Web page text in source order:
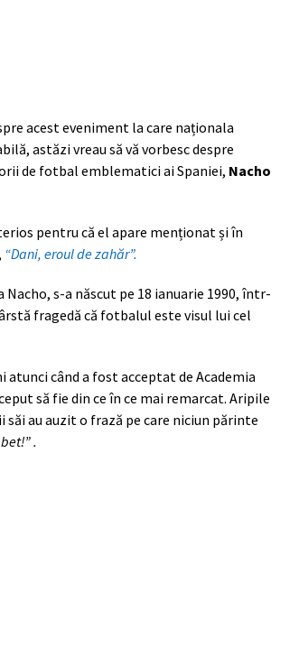
acest eveniment la care naționala
astăzi vreau să vă vorbesc despre
de fotbal emblematici ai Spaniei, Nacho
pentru că el apare menționat și în
“Dani, eroul de zahăr”.
s-a născut pe 18 ianuarie 1990, într-
fragedă că fotbalul este visul lui cel
atunci când a fost acceptat de Academia
să fie din ce în ce mai remarcat. Aripile
au auzit o frază pe care niciun părinte
.